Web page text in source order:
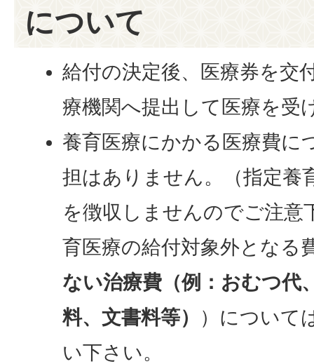
について
給付の決定後、医療券を交
療機関へ提出して医療を受
養育医療にかかる医療費に
担はありません。（指定養
を徴収しませんのでご注意
育医療の給付対象外となる
ない治療費（例：おむつ代
料、文書料等）
）について
い下さい。